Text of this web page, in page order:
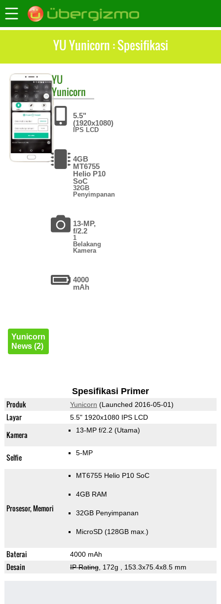
YU Yunicorn : Spesifikasi
YU
Yunicorn
5.5"
(1920x1080)
IPS LCD
4GB
MT6755
Helio P10
SoC
32GB
Penyimpanan
13-MP,
f/2.2
1
Belakang
Kamera
4000
mAh
Yunicorn
News (2)
Spesifikasi Primer
Produk Yunicorn (Launched 2016-05-01)
Layar 5.5" 1920x1080 IPS LCD
Kamera 13-MP f/2.2 (Utama)
Selfie 5-MP
Prosesor, Memori
MT6755 Helio P10 SoC
4GB RAM
32GB Penyimpanan
MicroSD (128GB max.)
Baterai 4000 mAh
Desain IP Rating, 172g , 153.3x75.4x8.5 mm